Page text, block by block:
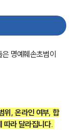
명예훼손초범이
위, 온라인 여부, 합
따라 달라집니다.